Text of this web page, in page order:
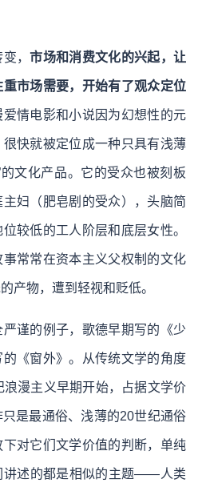
变，市场和消费文化的兴起，让
市场需要，开始有了观众定位
爱情电影和小说因为幻想性的元
快就被定位成一种只具有浅薄
文化产品。它的受众也被刻板
妇（肥皂剧的受众），头脑简
较低的工人阶层和底层女性。
常常在资本主义父权制的文化
产物，遭到轻视和贬低。
谨的例子，歌德早期写的《少
《窗外》。从传统文学的角度
漫主义早期开始，占据文学价
是最通俗、浅薄的20世纪通俗
对它们文学价值的判断，单纯
讲述的都是相似的主题——人类